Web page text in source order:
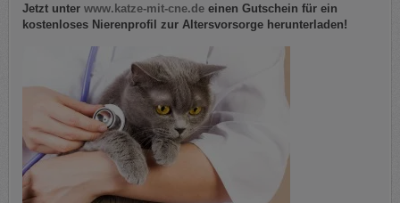
Jetzt unter www.katze-mit-cne.de einen Gutschein für ein
kostenloses Nierenprofil zur Altersvorsorge herunterladen!